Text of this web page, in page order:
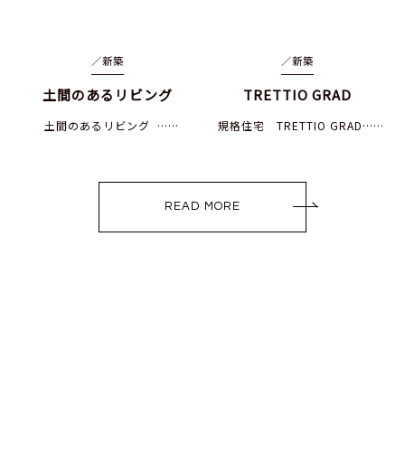
／新築
土間のあるリビング
土間のあるリビング ……
／新築
TRETTIO GRAD
規格住宅 TRETTIO GRAD……
READ MORE